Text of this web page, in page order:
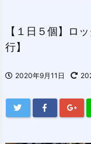
【１日５個】ロ
行】
2020年9月11日